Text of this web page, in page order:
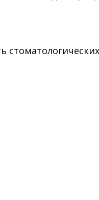
стоматологических